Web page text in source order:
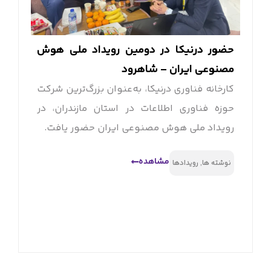
حضور درنیکا در دومین رویداد ملی هوش
مصنوعی ایران – شاهرود
کارخانه فناوری درنیکا، به‌عنوان بزرگ‌ترین شرکت
حوزه فناوری اطلاعات در استان مازندران، در
رویداد ملی هوش مصنوعی ایران حضور یافت.
نوشته ها ,رویدادها مشاهده